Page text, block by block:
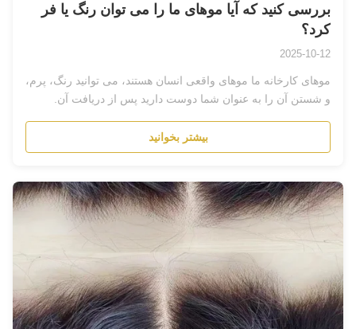
بررسی کنید که آیا موهای ما را می توان رنگ یا فر
کرد؟
2025-10-12
موهای کارخانه ما موهای واقعی انسان هستند، می توانید رنگ، پرم،
و شستن آن را به عنوان شما دوست دارید پس از دریافت آن.
بیشتر بخوانید